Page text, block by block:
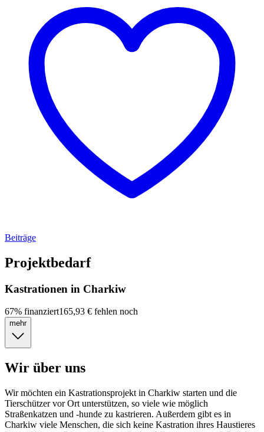
Beiträge
Projektbedarf
Kastrationen in Charkiw
67% finanziert165,93 € fehlen noch
mehr
Wir über uns
Wir möchten ein Kastrationsprojekt in Charkiw starten und die
Tierschützer vor Ort unterstützen, so viele wie möglich
Straßenkatzen und -hunde zu kastrieren. Außerdem gibt es in
Charkiw viele Menschen, die sich keine Kastration ihres Haustieres